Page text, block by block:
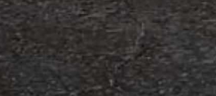
i Containerhandel CARU AB, ett svenskt företag
och skräddarsydda containerlösningar. Detta förvärv
och…